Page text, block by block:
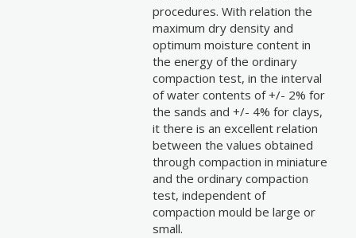
procedures. With relation the
maximum dry density and
optimum moisture content in
the energy of the ordinary
compaction test, in the interval
of water contents of +/- 2% for
the sands and +/- 4% for clays,
it there is an excellent relation
between the values obtained
through compaction in miniature
and the ordinary compaction
test, independent of
compaction mould be large or
small.